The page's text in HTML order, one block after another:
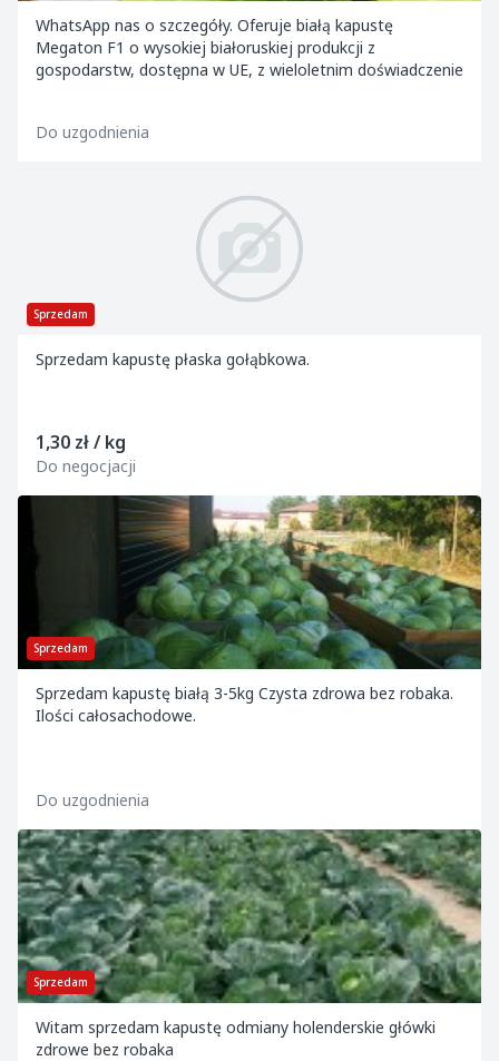
WhatsApp nas o szczegóły. Oferuje białą kapustę
Megaton F1 o wysokiej białoruskiej produkcji z
gospodarstw, dostępna w UE, z wieloletnim doświadczenie
Do uzgodnienia
Sprzedam
Sprzedam kapustę płaska gołąbkowa.
1,30 zł / kg
Do negocjacji
Sprzedam
Sprzedam kapustę białą 3-5kg Czysta zdrowa bez robaka.
Ilości całosachodowe.
Do uzgodnienia
Sprzedam
Witam sprzedam kapustę odmiany holenderskie główki
zdrowe bez robaka